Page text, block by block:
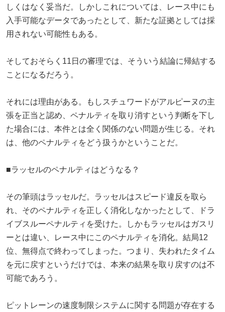
しくはなく妥当だ。しかしこれについては、レース中にも
入手可能なデータであったとして、新たな証拠としては採
用されない可能性もある。
そしておそらく11日の審理では、そういう結論に帰結する
ことになるだろう。
それには理由がある。もしスチュワードがアルピーヌの主
張を正当と認め、ペナルティを取り消すという判断を下し
た場合には、本件とは全く関係のない問題が生じる。それ
は、他のペナルティをどう扱うかということだ。
■ラッセルのペナルティはどうなる？
その筆頭はラッセルだ。ラッセルはスピード違反を取ら
れ、そのペナルティを正しく消化しなかったとして、ドラ
イブスルーペナルティを受けた。しかもラッセルはガスリ
ーとは違い、レース中にこのペナルティを消化。結局12
位、無得点で終わってしまった。つまり、失われたタイム
を元に戻すというだけでは、本来の結果を取り戻すのは不
可能であろう。
ピットレーンの速度制限システムに関する問題が存在する